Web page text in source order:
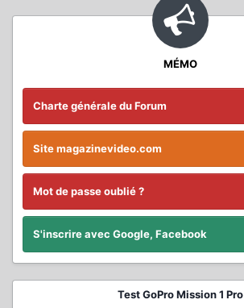
MÉMO
Charte générale du Forum
Site magazinevideo.com
Mot de passe oublié ?
S'inscrire avec Google, Facebook
Test GoPro Mission 1 Pro